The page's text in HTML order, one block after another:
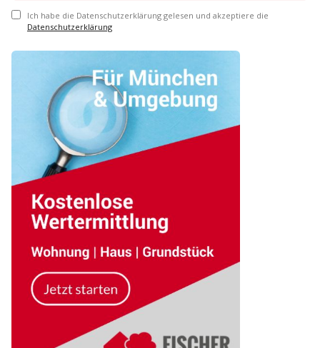
Ich habe die Datenschutzerklärung gelesen und akzeptiere die
Datenschutzerklärung